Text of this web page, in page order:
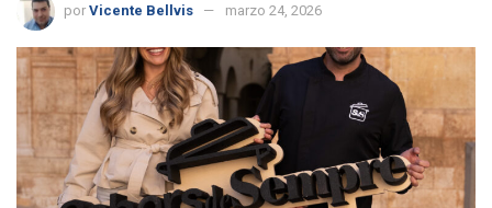
por Vicente Bellvis marzo 24, 2026